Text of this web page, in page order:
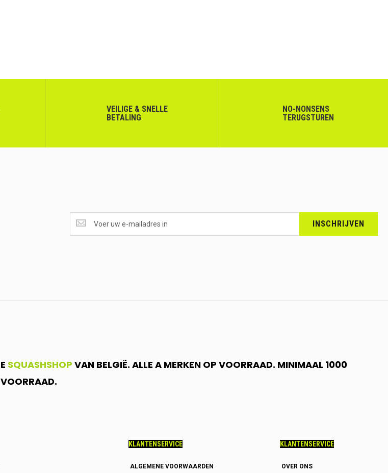
VEILIGE & SNELLE
BETALING
NO-NONSENS
TERUGSTUREN
ONTVANGEN?
<br>SCHRIJF
INSCHRIJVEN
SQUASHSHOP VAN BELGIË. ALLE A MERKEN OP VOORRAAD. MINIMAAL 1000
KLANTENSERVICE
ALGEMENE VOORWAARDEN
KLANTENSERVICE
OVER ONS